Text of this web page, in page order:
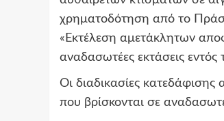
χρηματοδότηση από το
«Εκτέλεση αμετάκλητων
αναδασωτέες εκτάσεις
Οι διαδικασίες
που βρίσκονται σε